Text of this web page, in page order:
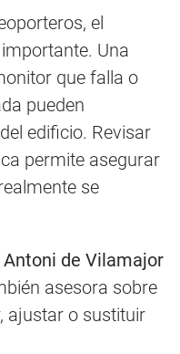
el
Una
que falla o
pueden
edificio. Revisar
permite asegurar
se
de Vilamajor
asesora sobre
ajustar o sustituir